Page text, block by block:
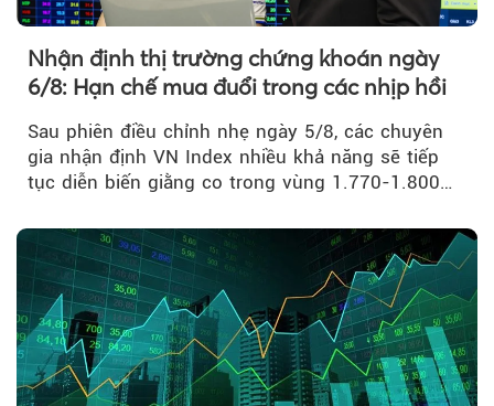
Nhận định thị trường chứng khoán ngày
6/8: Hạn chế mua đuổi trong các nhịp hồi
Sau phiên điều chỉnh nhẹ ngày 5/8, các chuyên
gia nhận định VN Index nhiều khả năng sẽ tiếp
tục diễn biến giằng co trong vùng 1.770-1.800